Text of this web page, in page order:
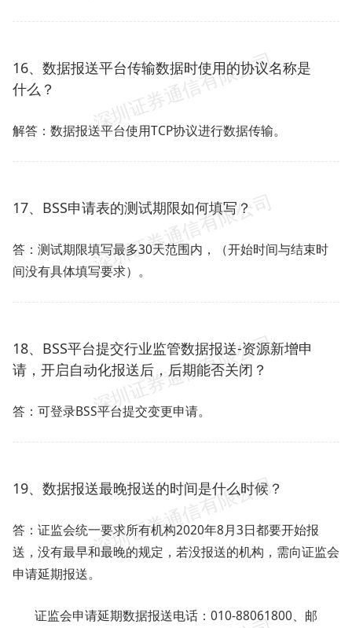
16、数据报送平台传输数据时使用的协议名称是
什么？
解答：数据报送平台使用TCP协议进行数据传输。
17、BSS申请表的测试期限如何填写？
答：测试期限填写最多30天范围内，（开始时间与结束时
间没有具体填写要求）。
18、BSS平台提交行业监管数据报送-资源新增申
请，开启自动化报送后，后期能否关闭？
答：可登录BSS平台提交变更申请。
19、数据报送最晚报送的时间是什么时候？
答：证监会统一要求所有机构2020年8月3日都要开始报
送，没有最早和最晚的规定，若没报送的机构，需向证监会
申请延期报送。
证监会申请延期数据报送电话：010-88061800、邮